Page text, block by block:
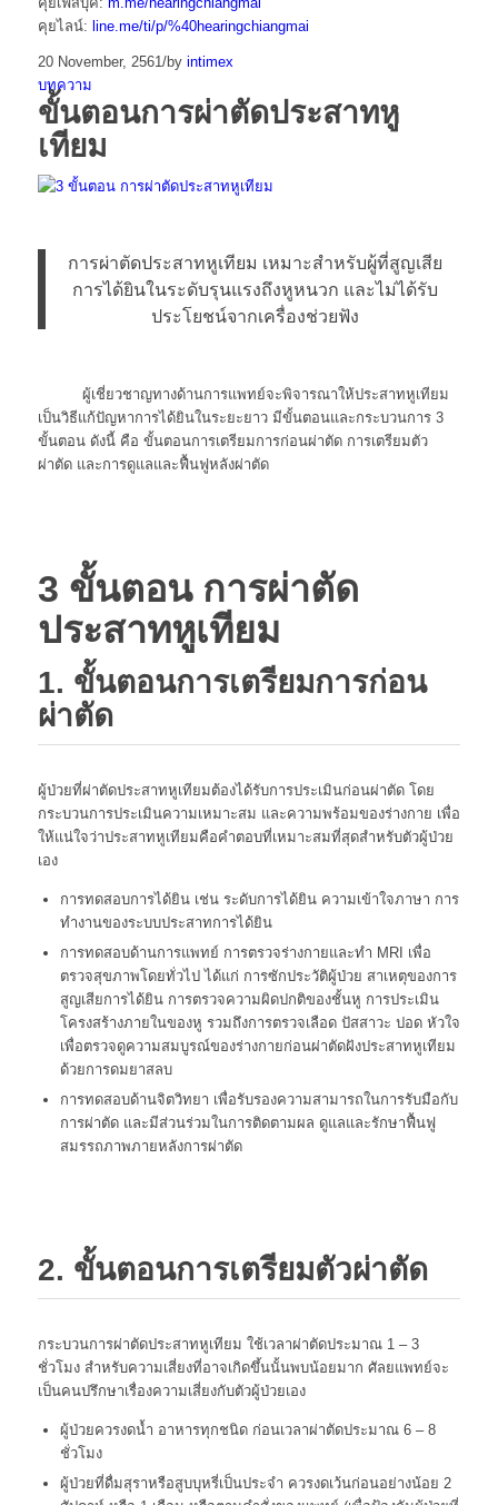
คุยไลน์: line.me/ti/p/%40hearingchiangmai
20 November, 2561 /by intimex
บทความ
ขั้นตอนการผ่าตัดประสาทหู
เทียม
การผ่าตัดประสาทหูเทียม เหมาะสำหรับผู้ที่สูญเสีย
การได้ยินในระดับรุนแรงถึงหูหนวก และไม่ได้รับ
ประโยชน์จากเครื่องช่วยฟัง
ผู้เชี่ยวชาญทางด้านการแพทย์จะพิจารณาให้ประสาทหูเทียม
เป็นวิธีแก้ปัญหาการได้ยินในระยะยาว มีขั้นตอนและกระบวนการ 3
ขั้นตอน ดังนี้ คือ ขั้นตอนการเตรียมการก่อนผ่าตัด การเตรียมตัว
ผ่าตัด และการดูแลและฟื้นฟูหลังผ่าตัด
3 ขั้นตอน การผ่าตัด
ประสาทหูเทียม
1. ขั้นตอนการเตรียมการก่อน
ผ่าตัด
ผู้ป่วยที่ผ่าตัดประสาทหูเทียมต้องได้รับการประเมินก่อนผ่าตัด โดย
กระบวนการประเมินความเหมาะสม และความพร้อมของร่างกาย เพื่อ
ให้แน่ใจว่าประสาทหูเทียมคือคำตอบที่เหมาะสมที่สุดสำหรับตัวผู้ป่วย
เอง
การทดสอบการได้ยิน เช่น ระดับการได้ยิน ความเข้าใจภาษา การ
ทำงานของระบบประสาทการได้ยิน
การทดสอบด้านการแพทย์ การตรวจร่างกายและทำ MRI เพื่อ
ตรวจสุขภาพโดยทั่วไป ได้แก่ การซักประวัติผู้ป่วย สาเหตุของการ
สูญเสียการได้ยิน การตรวจความผิดปกติของชั้นหู การประเมิน
โครงสร้างภายในของหู รวมถึงการตรวจเลือด ปัสสาวะ ปอด หัวใจ
เพื่อตรวจดูความสมบูรณ์ของร่างกายก่อนผ่าตัดฝังประสาทหูเทียม
ด้วยการดมยาสลบ
การทดสอบด้านจิตวิทยา เพื่อรับรองความสามารถในการรับมือกับ
การผ่าตัด และมีส่วนร่วมในการติดตามผล ดูแลและรักษาฟื้นฟู
สมรรถภาพภายหลังการผ่าตัด
2. ขั้นตอนการเตรียมตัวผ่าตัด
กระบวนการผ่าตัดประสาทหูเทียม ใช้เวลาผ่าตัดประมาณ 1 – 3
ชั่วโมง สำหรับความเสี่ยงที่อาจเกิดขึ้นนั้นพบน้อยมาก ศัลยแพทย์จะ
เป็นคนปรึกษาเรื่องความเสี่ยงกับตัวผู้ป่วยเอง
ผู้ป่วยควรงดน้ำ อาหารทุกชนิด ก่อนเวลาผ่าตัดประมาณ 6 – 8
ชั่วโมง
ผู้ป่วยที่ดื่มสุราหรือสูบบุหรี่เป็นประจำ ควรงดเว้นก่อนอย่างน้อย 2